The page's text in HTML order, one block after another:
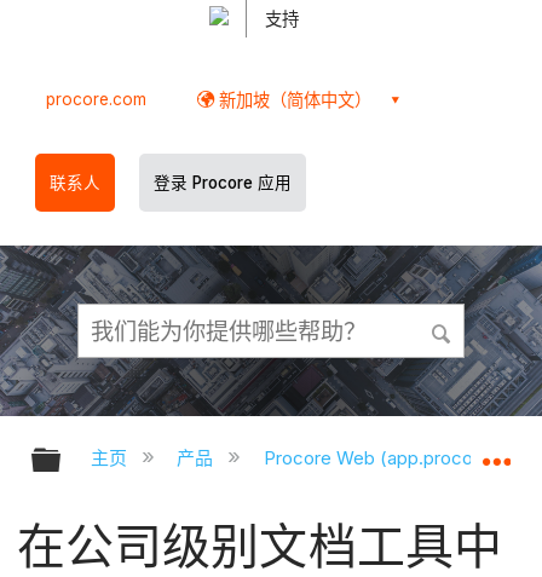
支持
procore.com 新加坡（简体中文）
联系人 登录 Procore 应用
扩展/隐缩全局层次
主页 产品 Procore Web
在公司级别文档工具中